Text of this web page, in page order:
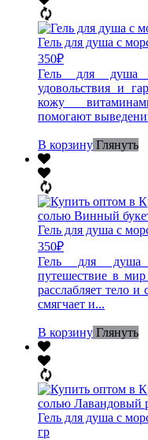
Гель для душа с
350₽
Гель для душа
удовольствия и
кожу
помогают
В корзину Глянуть
Гель для душа с
350₽
Гель для душа
путешествие в
расслабляет тело и
смягчает и...
В корзину Глянуть
Гель для душа с
гр